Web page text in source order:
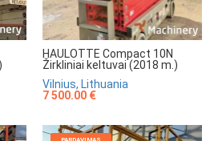
HAULOTTE Compact 10N
Žirkliniai keltuvai (2018 m.)
Vilnius, Lithuania
7 500.00 €